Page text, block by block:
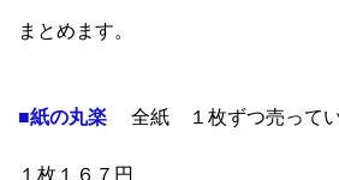
まとめます。
■紙の丸楽 全紙 １枚ずつ売ってい
１枚１６７円